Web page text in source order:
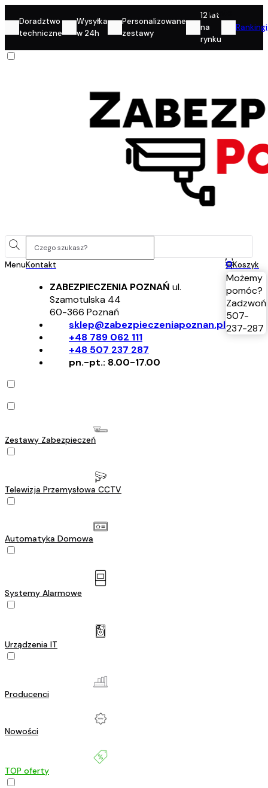
Doradztwo
techniczne
Wysyłka
w 24h
Personalizowane
zestawy
12 lat
na
rynku
Rankingi
MenuKontakt
ZABEZPIECZENIA POZNAŃ ul.
Szamotulska 44
60-366 Poznań
sklep@zabezpieczeniapoznan.pl
+48 789 062 111
+48 507 237 287
pn.-pt.: 8.00-17.00
Konto
0Koszyk
Możemy
pomóc?
Zadzwoń
507-
237-287
Zestawy Zabezpieczeń
Telewizja Przemysłowa CCTV
Automatyka Domowa
Systemy Alarmowe
Urządzenia IT
Producenci
Nowości
TOP oferty